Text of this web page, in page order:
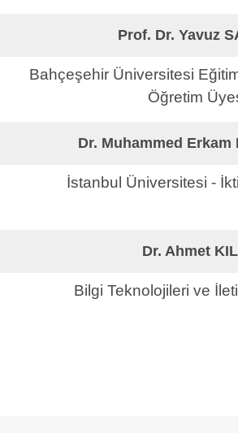
Prof. Dr. Yavuz
Bahçeşehir Üniversitesi
Öğretim
Dr. Muhammed Erkam
İstanbul Üniversitesi -
Dr. Ahmet
Bilgi Teknolojileri ve